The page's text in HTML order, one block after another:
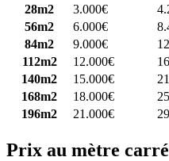
28m2
3.000€
56m2
6.000€
84m2
9.000€
112m2
12.000€
140m2
15.000€
168m2
18.000€
196m2
21.000€
Prix au mètre